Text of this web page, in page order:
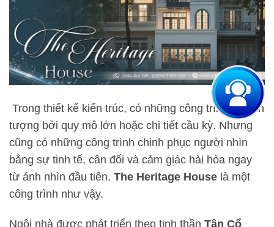
Trong thiết kế kiến trúc, có những công trình gây ấn
tượng bởi quy mô lớn hoặc chi tiết cầu kỳ. Nhưng
cũng có những công trình chinh phục người nhìn
bằng sự tinh tế, cân đối và cảm giác hài hòa ngay
từ ánh nhìn đầu tiên. The Heritage House là một
công trình như vậy.
Ngôi nhà được phát triển theo tinh thần Tân Cổ